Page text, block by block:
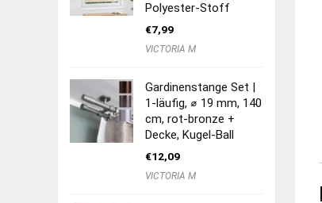
Polyester-Stoff
€7,99
VICTORIA M
Gardinenstange Set |
1-läufig, ⌀ 19 mm, 140
cm, rot-bronze +
Decke, Kugel-Ball
€12,09
VICTORIA M